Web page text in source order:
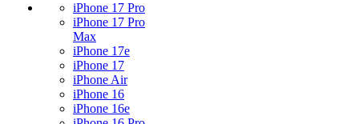
iPhone 17 Pro
iPhone 17 Pro
Max
iPhone 17e
iPhone 17
iPhone Air
iPhone 16
iPhone 16e